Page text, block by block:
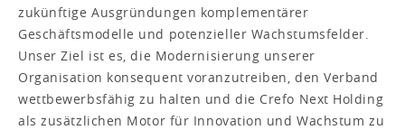
zukünftige Ausgründungen komplementärer
Geschäftsmodelle und potenzieller Wachstumsfelder.
Unser Ziel ist es, die Modernisierung unserer
Organisation konsequent voranzutreiben, den Verband
wettbewerbsfähig zu halten und die Crefo Next Holding
als zusätzlichen Motor für Innovation und Wachstum zu